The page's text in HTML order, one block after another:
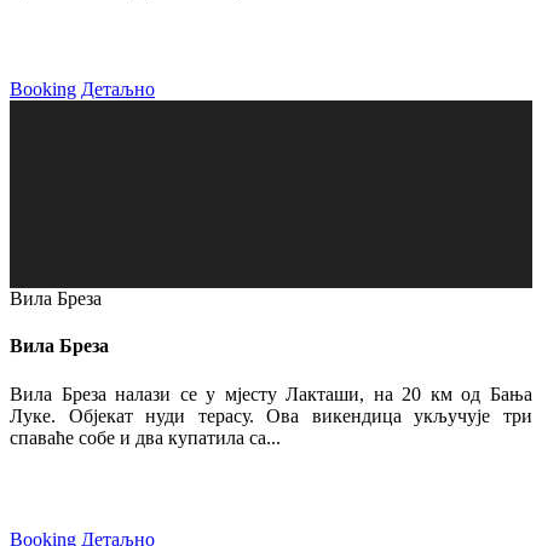
Booking Детаљно
Вила Бреза
Вила Бреза
Вила Бреза налази се у мјесту Лакташи, на 20 км од Бања
Луке. Објекат нуди терасу. Ова викендица укључује три
спаваће собе и два купатила са...
Booking Детаљно